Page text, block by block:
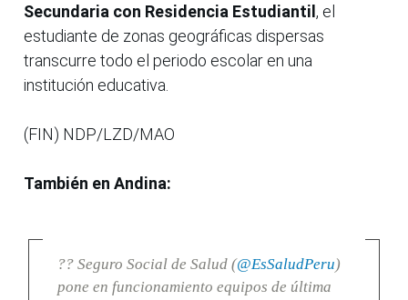
Secundaria con Residencia Estudiantil, el
estudiante de zonas geográficas dispersas
transcurre todo el periodo escolar en una
institución educativa.
(FIN) NDP/LZD/MAO
También en Andina:
?? Seguro Social de Salud (@EsSaludPeru)
pone en funcionamiento equipos de última